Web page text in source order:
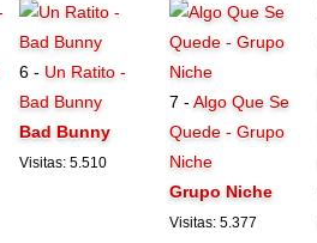
6 - Un Ratito -
Bad Bunny
Bad Bunny
Visitas: 5.510
7 - Algo Que Se
Quede - Grupo
Niche
Grupo Niche
Visitas: 5.377